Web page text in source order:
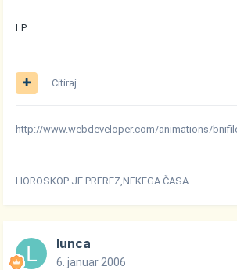
LP
Citiraj
http://www.webdeveloper.com/animations/
HOROSKOP JE PREREZ,NEKEGA ČASA.
lunca
6. januar 2006